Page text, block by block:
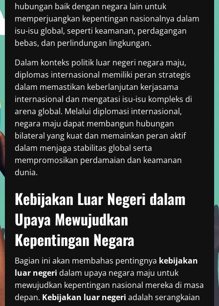
hubungan baik dengan negara lain untuk
memperjuangkan kepentingan nasionalnya dalam
isu-isu global, seperti keamanan, perdagangan
bebas, dan perlindungan lingkungan.
Dalam konteks politik luar negeri negara maju,
diplomas internasional memiliki peran strategis
dalam memastikan keberlanjutan kerjasama
internasional dan mengatasi isu-isu kompleks di
arena global. Melalui diplomasi internasional,
negara maju dapat membangun hubungan
bilateral yang kuat dan memainkan peran aktif
dalam menjaga stabilitas global serta
mempromosikan perdamaian dan keamanan
dunia.
Kebijakan Luar Negeri dalam
Upaya Mewujudkan
Kepentingan Negara
Bagian ini akan membahas pentingnya kebijakan
luar negeri dalam upaya negara maju untuk
mewujudkan kepentingan nasional mereka di masa
depan. Kebijakan luar negeri adalah serangkaian